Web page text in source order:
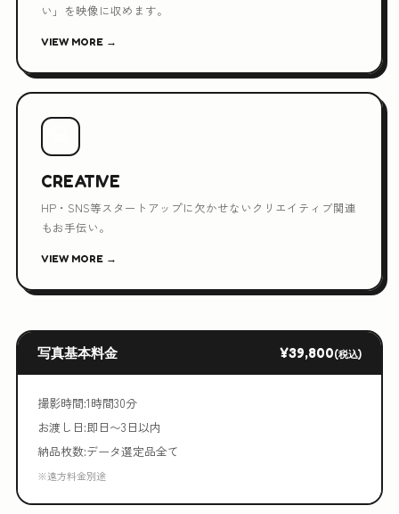
い」を映像に収めます。
VIEW MORE →
CREATIVE
HP・SNS等スタートアップに欠かせないクリエイティブ関連
もお手伝い。
VIEW MORE →
写真基本料金 ¥39,800(税込)
撮影時間:1時間30分
お渡し日:即日〜3日以内
納品枚数:データ選定品全て
※遠方料金別途